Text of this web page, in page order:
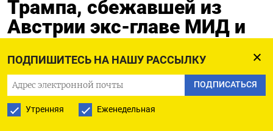
ПОДПИШИТЕСЬ НА НАШУ РАССЫЛКУ
ПОДПИСАТЬСЯ
Утренняя Еженедельная
Трампа, сбежавшей из
Австрии экс-главе МИД и
румынской поклоннице из
Европарламента
05.06.2026